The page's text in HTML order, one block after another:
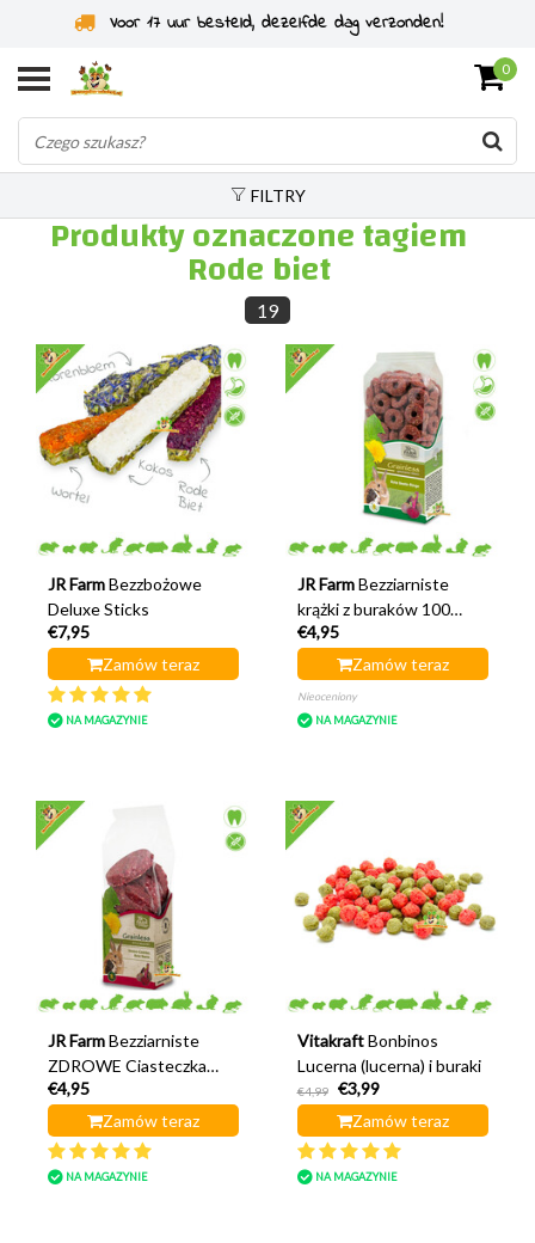
Voor 17 uur besteld, dezelfde dag verzonden!
0
FILTRY
Produkty oznaczone tagiem
Rode biet
19
JR Farm Bezzbożowe
Deluxe Sticks
€7,95
Zamów teraz
NA MAGAZYNIE
JR Farm Bezziarniste
krążki z buraków 100
gramów
€4,95
Zamów teraz
Nieoceniony
NA MAGAZYNIE
JR Farm Bezziarniste
ZDROWE Ciasteczka
Stomatologiczne Buraki
150 gramów
€4,95
Zamów teraz
NA MAGAZYNIE
Vitakraft Bonbinos
Lucerna (lucerna) i buraki
€4,99
€3,99
Zamów teraz
NA MAGAZYNIE